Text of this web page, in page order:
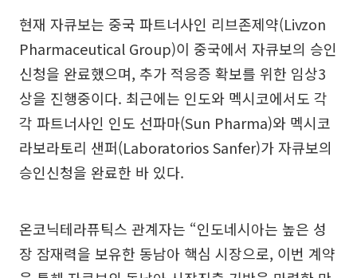
현재 자큐보는 중국 파트너사인 리브존제약(Livzon
Pharmaceutical Group)이 중국에서 자큐보의 승인
신청을 완료했으며, 추가 적응증 확보를 위한 임상3
상을 진행중이다. 최근에는 인도와 멕시코에서도 각
각 파트너사인 인도 선파마(Sun Pharma)와 멕시코
라보라토리 샌퍼(Laboratorios Sanfer)가 자큐보의
승인신청을 완료한 바 있다.
온코닉테라퓨틱스 관계자는 “인도네시아는 높은 성
장 잠재력을 보유한 동남아 핵심 시장으로, 이번 계약